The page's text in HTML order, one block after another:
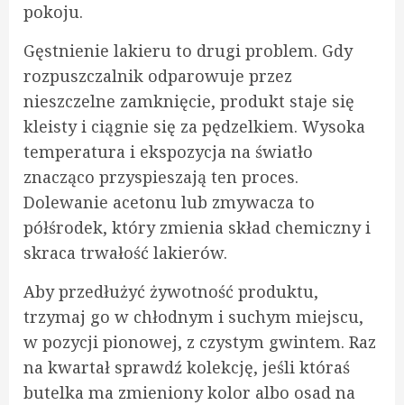
pokoju.
Gęstnienie lakieru to drugi problem. Gdy
rozpuszczalnik odparowuje przez
nieszczelne zamknięcie, produkt staje się
kleisty i ciągnie się za pędzelkiem. Wysoka
temperatura i ekspozycja na światło
znacząco przyspieszają ten proces.
Dolewanie acetonu lub zmywacza to
półśrodek, który zmienia skład chemiczny i
skraca trwałość lakierów.
Aby przedłużyć żywotność produktu,
trzymaj go w chłodnym i suchym miejscu,
w pozycji pionowej, z czystym gwintem. Raz
na kwartał sprawdź kolekcję, jeśli któraś
butelka ma zmieniony kolor albo osad na